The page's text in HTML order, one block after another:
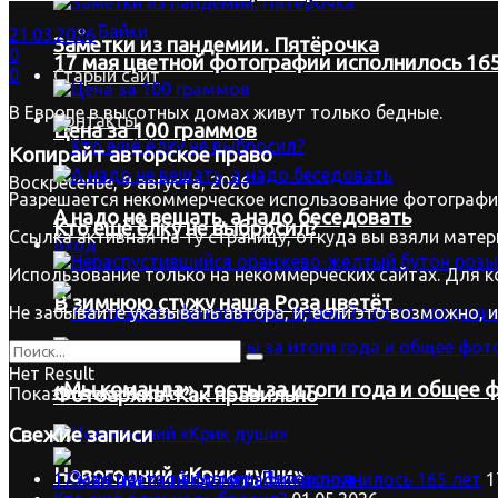
Байки
Старый сайт
Контакты
Воскресенье, 9 августа, 2026
Вход
Заметки из пандемии. Пятёрочка
Цена за 100 граммов
А надо не вещать, а надо беседовать
В зимнюю стужу наша Роза цветёт
«Мы команда», тосты за итоги года и общее
Новогодний «Крик души»
17 мая цветной фотографии исполнилось
Кто ещё ёлку не выбросил?
Фотоархив. Как правильно
21.03.2026
0
0
В Европе в высотных домах живут только бедные.
Копирайтавторское право
Разрешается некоммерческое использование
Ссылка активная на ту страницу, откуда вы взяли
Использование только на некоммерческих сайтах.
Не забывайте указывать автора, и, если это возможно,
Нет Result
Показать все Result
Свежие записи
17 мая цветной фотографии исполнилось 165 лет